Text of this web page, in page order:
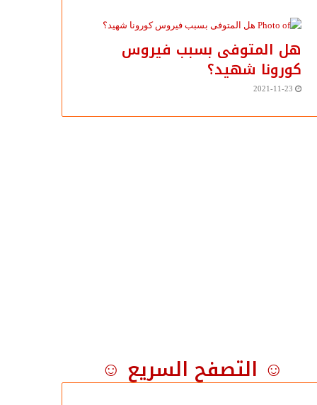
هل المتوفى بسبب فيروس
كورونا شهيد؟
2021-11-23
☺ التصفح السريع ☺